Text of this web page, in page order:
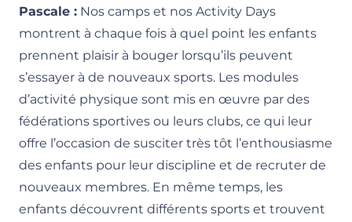
Pascale : Nos camps et nos Activity Days
montrent à chaque fois à quel point les enfants
prennent plaisir à bouger lorsqu’ils peuvent
s’essayer à de nouveaux sports. Les modules
d’activité physique sont mis en œuvre par des
fédérations sportives ou leurs clubs, ce qui leur
offre l’occasion de susciter très tôt l’enthousiasme
des enfants pour leur discipline et de recruter de
nouveaux membres. En même temps, les
enfants découvrent différents sports et trouvent